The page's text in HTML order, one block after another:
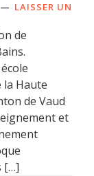
LAISSER UN
de
la Haute
de Vaud
et
[…]